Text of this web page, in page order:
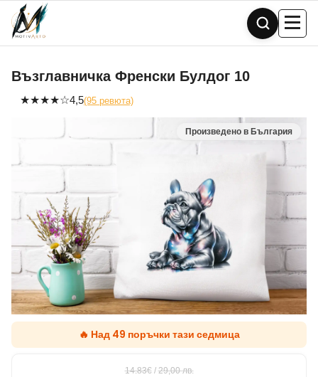
Skip
content
Възглавничка Френски Булдог 10
★★★★☆4,5(95 ревюта)
🔥 Над 49 поръчки тази седмица
14.83€ / 29,00лв.